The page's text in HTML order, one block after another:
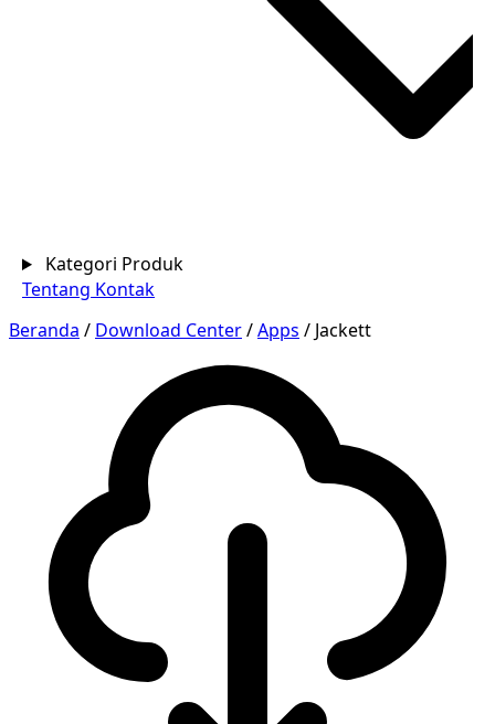
Kategori Produk
Tentang Kontak
Beranda / Download Center/Apps / Jackett